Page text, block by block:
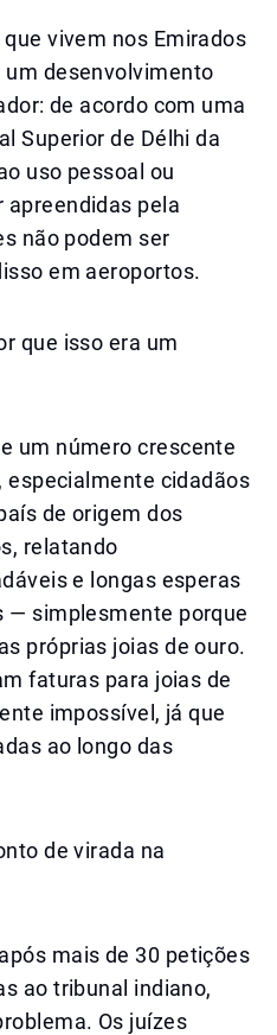
vivem nos Emirados
um desenvolvimento
de acordo com uma
Superior de Délhi da
uso pessoal ou
apreendidas pela
não podem ser
em aeroportos.
que isso era um
um número crescente
especialmente cidadãos
de origem dos
relatando
e longas esperas
— simplesmente porque
próprias joias de ouro.
faturas para joias de
impossível, já que
ao longo das
de virada na
mais de 30 petições
ao tribunal indiano,
Os juízes